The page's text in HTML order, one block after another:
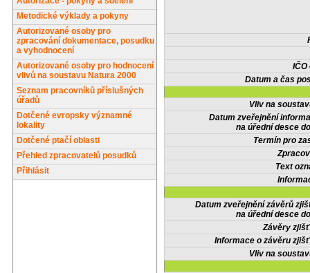
Metodické výklady a pokyny
Autorizované osoby pro
zpracování dokumentace, posudku
a vyhodnocení
Autorizované osoby pro hodnocení
vlivů na soustavu Natura 2000
Seznam pracovníků příslušných
úřadů
Dotčené evropsky významné
lokality
Dotčené ptačí oblasti
Přehled zpracovatelů posudků
Přihlásit
IČO
Datum a čas
Vliv na
Datum zveřejnění
na úřední desce
Termín pro
Text
Datum zveřejnění závěrů
na úřední desce
Závěry
Informace o závěru
Vliv na